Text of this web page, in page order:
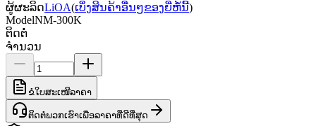
ຜູ້ຜະລິດLiOA(ເບິ່ງສິນຄ້າອື່ນໆຂອງຍີ່ຫໍ້ນີ້)
ModelNM-300K
ຕິດຕໍ່
ຈຳນວນ
ຂໍໃບສະເໜີລາຄາ
ຕິດຕໍ່ພວກເຮົາເພື່ອລາຄາທີ່ດີທີ່ສຸດ